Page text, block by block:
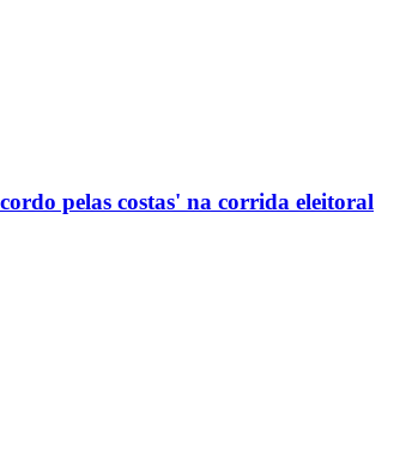
pelas costas' na corrida eleitoral